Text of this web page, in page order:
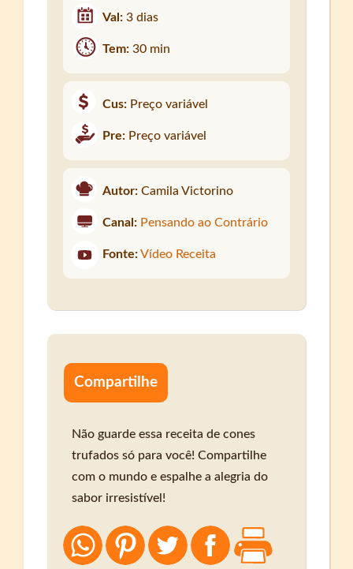
Val:3 dias
Tem:30 min
Cus: Preço variável
Pre: Preço variável
Autor: Camila Victorino
Canal: Pensando ao Contrário
Fonte: Vídeo Receita
Compartilhe
Não guarde essa receita de cones
trufados só para você! Compartilhe
com o mundo e espalhe a alegria do
sabor irresistível!